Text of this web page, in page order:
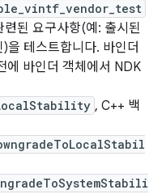
된 요구사항(예: 출시된
을 테스트합니다. 바인더
에 바인더 객체에서 NDK
, C++ 백